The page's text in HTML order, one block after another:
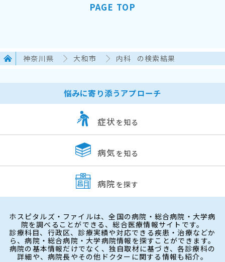
PAGE TOP
神奈川県 大和市 内科 の検索結果
悩みに寄り添うアプローチ
症状 を知る
病気 を知る
病院 を探す
ホスピタルズ・ファイルは、全国の病院・総合病院・大学病
院を調べることができる、総合医療情報サイトです。
診療科目、行政区、診療実績や対応できる疾患・治療などか
ら、病院・総合病院・大学病院情報を探すことができます。
病院の基本情報だけでなく、独自取材に基づき、各診療科の
詳細や、病院長やその他ドクターに関する情報も紹介。